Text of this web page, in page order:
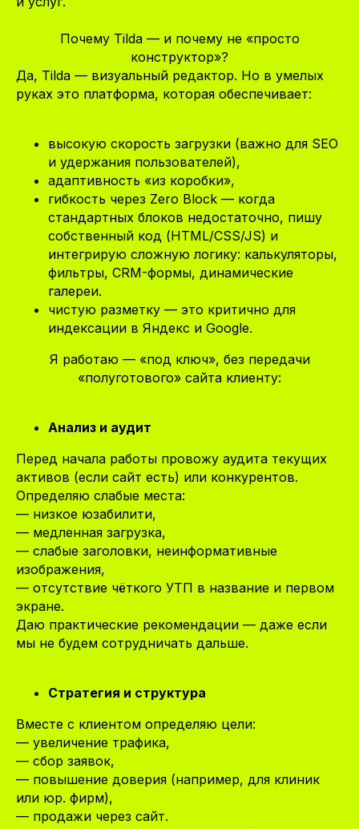
Почему Tilda — и почему не «просто
конструктор»?
Да, Tilda — визуальный редактор. Но в умелых
руках это платформа, которая обеспечивает:
высокую скорость загрузки (важно для SEO
и удержания пользователей),
адаптивность «из коробки»,
гибкость через Zero Block — когда
стандартных блоков недостаточно, пишу
собственный код (HTML/CSS/JS) и
интегрирую сложную логику: калькуляторы,
фильтры, CRM-формы, динамические
галереи.
чистую разметку — это критично для
индексации в Яндекс и Google.
Я работаю — «под ключ», без передачи
«полуготового» сайта клиенту:
Анализ и аудит
Перед начала работы провожу аудита текущих
активов (если сайт есть) или конкурентов.
Определяю слабые места:
— низкое юзабилити,
— медленная загрузка,
— слабые заголовки, неинформативные
изображения,
— отсутствие чёткого УТП в название и первом
экране.
Даю практические рекомендации — даже если
мы не будем сотрудничать дальше.
Стратегия и структура
Вместе с клиентом определяю цели:
— увеличение трафика,
— сбор заявок,
— повышение доверия (например, для клиник
или юр. фирм),
— продажи через сайт.